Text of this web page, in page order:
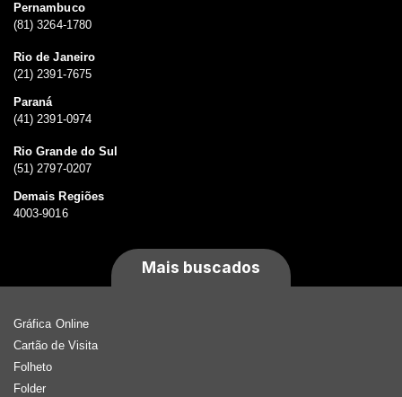
Pernambuco
(81) 3264-1780
Rio de Janeiro
(21) 2391-7675
Paraná
(41) 2391-0974
Rio Grande do Sul
(51) 2797-0207
Demais Regiões
4003-9016
Mais buscados
Gráfica Online
Cartão de Visita
Folheto
Folder